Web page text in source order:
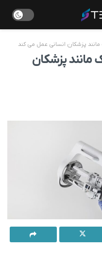
پزشکان انسانی عمل می کند
مانند پزشکان